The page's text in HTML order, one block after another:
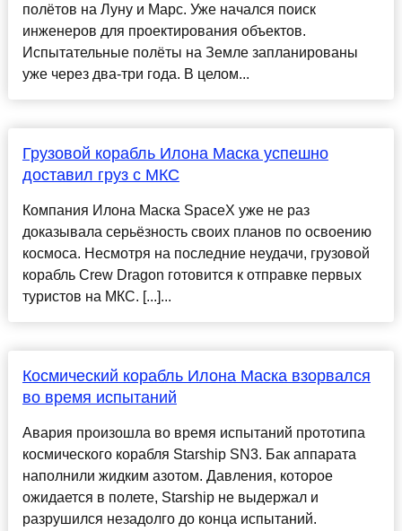
полётов на Луну и Марс. Уже начался поиск
инженеров для проектирования объектов.
Испытательные полёты на Земле запланированы
уже через два-три года. В целом...
Грузовой корабль Илона Маска успешно
доставил груз с МКС
Компания Илона Маска SpaceX уже не раз
доказывала серьёзность своих планов по освоению
космоса. Несмотря на последние неудачи, грузовой
корабль Crew Dragon готовится к отправке первых
туристов на МКС. [...]...
Космический корабль Илона Маска взорвался
во время испытаний
Авария произошла во время испытаний прототипа
космического корабля Starship SN3. Бак аппарата
наполнили жидким азотом. Давления, которое
ожидается в полете, Starship не выдержал и
разрушился незадолго до конца испытаний.